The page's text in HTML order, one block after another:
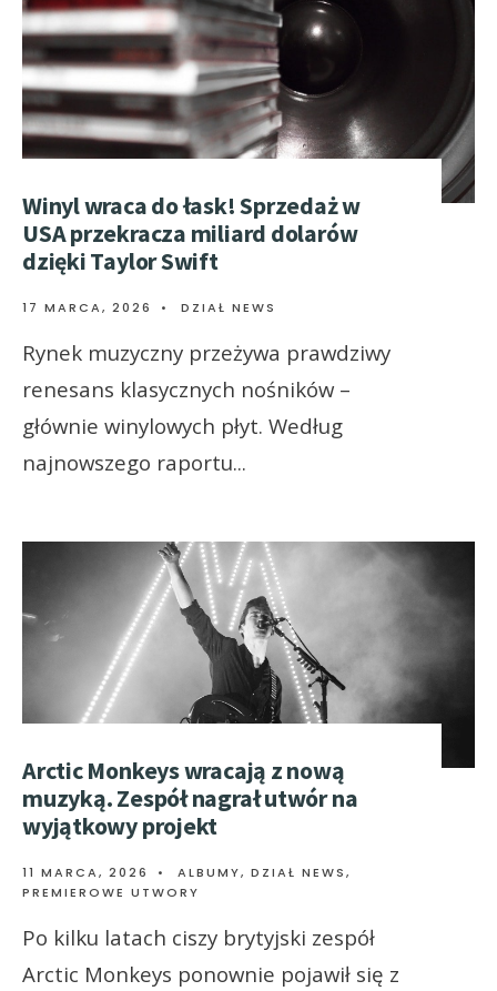
Winyl wraca do łask! Sprzedaż w
USA przekracza miliard dolarów
dzięki Taylor Swift
17 MARCA, 2026 • DZIAŁ NEWS
Rynek muzyczny przeżywa prawdziwy
renesans klasycznych nośników –
głównie winylowych płyt. Według
najnowszego raportu...
Arctic Monkeys wracają z nową
muzyką. Zespół nagrał utwór na
wyjątkowy projekt
11 MARCA, 2026 • ALBUMY, DZIAŁ NEWS,
PREMIEROWE UTWORY
Po kilku latach ciszy brytyjski zespół
Arctic Monkeys ponownie pojawił się z